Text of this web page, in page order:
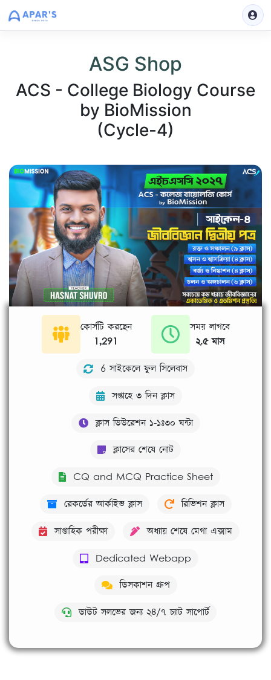
ASG Shop
ACS - College Biology Course
by BioMission
(Cycle-4)
কোর্সটি করছেন
1,291
সময় লাগবে
২.৫ মাস
6 সাইকেলে ফুল সিলেবাস
সপ্তাহে ৩ দিন ক্লাস
ক্লাস ডিউরেশন ১-১ঃ৩০ ঘন্টা
ক্লাসের শেষে নোট
CQ and MCQ Practice Sheet
রেকর্ডের আর্কাইভ ক্লাস রিভিশন ক্লাস
সাপ্তাহিক পরীক্ষা অধ্যায় শেষে মেগা এক্সাম
Dedicated Webapp
ডিসকাশন গ্রুপ
ডাউট সলভের জন্য ২৪/৭ চ‍্যাট সাপোর্ট